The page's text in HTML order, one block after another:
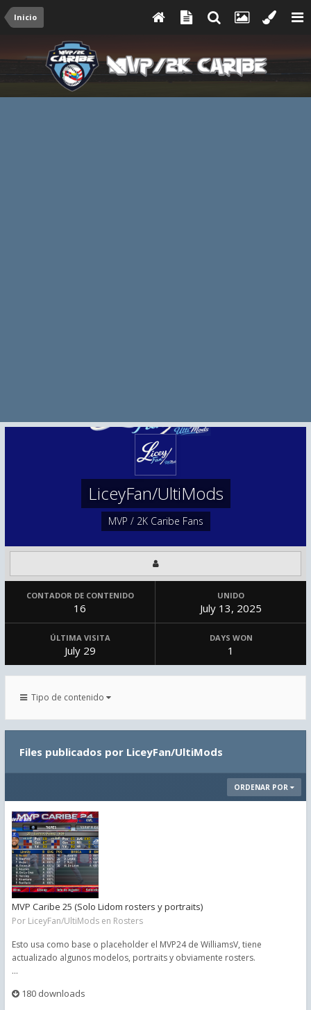
Inicio
LiceyFan/UltiMods
MVP / 2K Caribe Fans
CONTADOR DE CONTENIDO
16
UNIDO
July 13, 2025
ÚLTIMA VISITA
July 29
DAYS WON
1
Tipo de contenido
Files publicados por LiceyFan/UltiMods
ORDENAR POR
MVP Caribe 25 (Solo Lidom rosters y portraits)
Por LiceyFan/UltiMods en Rosters
Esto usa como base o placeholder el MVP24 de WilliamsV, tiene
actualizado algunos modelos, portraits y obviamente rosters.
...
180 downloads